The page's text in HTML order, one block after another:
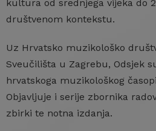
kultura od srednjega vijeka do
društvenom kontekstu.
Uz Hrvatsko muzikološko
Sveučilišta u Zagrebu, Odsjek
hrvatskoga muzikološkog
Objavljuje i serije zbornika
zbirki te notna izdanja.